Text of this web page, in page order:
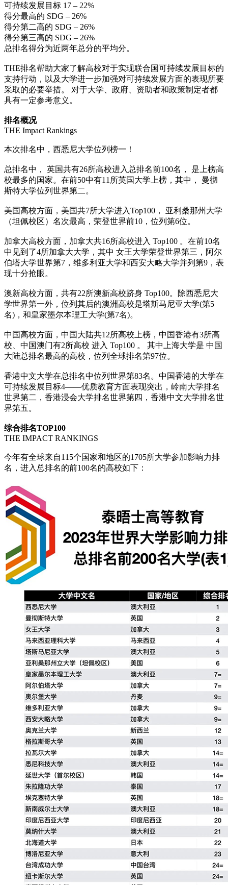
可持续发展目标 17 – 22%
得分最高的 SDG – 26%
得分第二高的 SDG – 26%
得分第三高的 SDG – 26%
总排名得分为近两年总分的平均分。
THE排名帮助大家了解高校对于实现联合国可持续发展目标的
支持行动，以及大学进一步加强对可持续发展方面的表现所要
采取的必要举措。 对于大学、政府、资助者和政策制定者都
具有一定参考意义。
排名概况
THE Impact Rankings
本次排名中，西悉尼大学位列榜一！
总排名中， 英国共有26所高校进入总排名前100名， 是上榜高
校最多的国家。在前50中有11所英国大学上榜，其中， 曼彻
斯特大学位列世界第二。
美国高校方面，美国共7所大学进入Top100， 亚利桑那州大学
（坦佩校区）名次最高，荣登世界前10，位列第6位。
加拿大高校方面，加拿大共16所高校进入 Top100 。在前10名
中见到了4所加拿大大学，其中 女王大学荣登世界第三，阿尔
伯塔大学世界第7，维多利亚大学和西安大略大学并列第9，表
现十分抢眼。
澳新高校方面，共有22所澳新高校跻身 Top100。除西悉尼大
学世界第一外，位列其后的澳洲高校是塔斯马尼亚大学(第5
名)，和皇家墨尔本理工大学(第7名)。
中国高校方面，中国大陆共12所高校上榜，中国香港有3所高
校、中国澳门有2所高校 进入 Top100 。 其中上海大学是 中国
大陆总排名最高的高校，位列全球排名第97位。
香港中文大学在总排名中位列世界第83名。中国香港的大学在
可持续发展目标4——优质教育方面表现突出，岭南大学排名
世界第二，香港浸会大学排名世界第四，香港中文大学排名世
界第五。
综合排名TOP100
THE IMPACT RANKINGS
今年有全球来自115个国家和地区的1705所大学参加影响力排
名，进入总排名的前100名的高校如下：